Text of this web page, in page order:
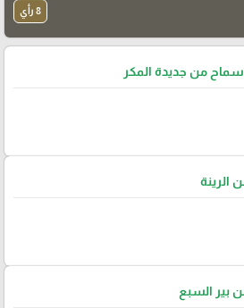
8 رأي
من جديدة المكر
الرينة
بير السبع